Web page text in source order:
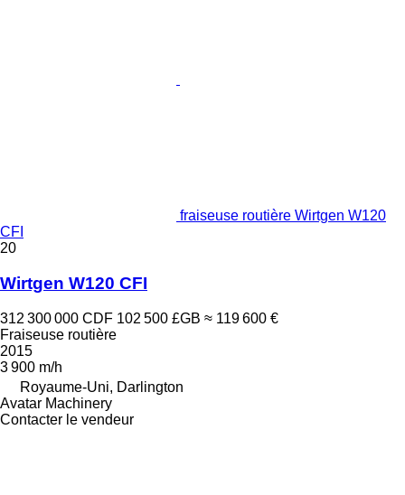
fraiseuse routière Wirtgen W120
CFI
20
Wirtgen W120 CFI
312 300 000 CDF 102 500 £GB ≈ 119 600 €
Fraiseuse routière
2015
3 900 m/h
Royaume-Uni, Darlington
Avatar Machinery
Contacter le vendeur